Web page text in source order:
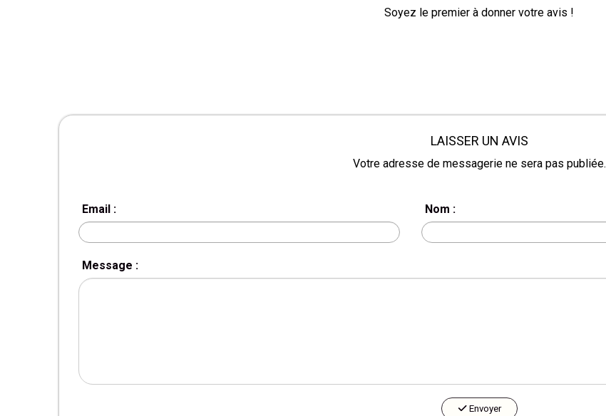
Soyez le premier à donner votre avis !
LAISSER UN AVIS
Votre adresse de messagerie ne sera pas publiée.
Email : Nom :
Message :
Envoyer